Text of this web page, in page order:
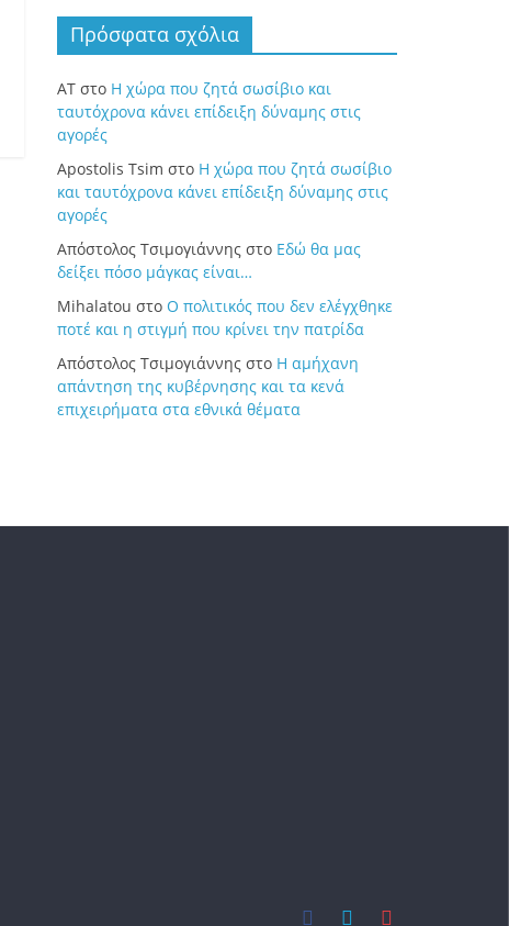
Πρόσφατα σχόλια
ΑΤ στο Η χώρα που ζητά σωσίβιο και
ταυτόχρονα κάνει επίδειξη δύναμης στις
αγορές
Apostolis Tsim στο Η χώρα που ζητά σωσίβιο
και ταυτόχρονα κάνει επίδειξη δύναμης στις
αγορές
Απόστολος Τσιμογιάννης στο Εδώ θα μας
δείξει πόσο μάγκας είναι…
Mihalatou στο Ο πολιτικός που δεν ελέγχθηκε
ποτέ και η στιγμή που κρίνει την πατρίδα
Απόστολος Τσιμογιάννης στο Η αμήχανη
απάντηση της κυβέρνησης και τα κενά
επιχειρήματα στα εθνικά θέματα